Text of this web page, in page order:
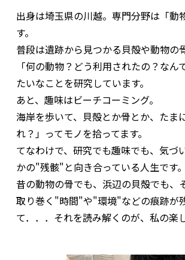
出身は埼玉県の川越。専門分野は「動
す。
普段は遺跡から見つかる貝殻や動物の
「何の動物？どう利用されたの？なん
たいなことを研究しています。
あと、趣味はビーチコーミング。
海岸を歩いて、貝殻とか骨とか、たま
れ？」ってモノを拾ってます。
てなわけで、研究でも趣味でも、気づ
かの"残骸"と向き合っている人生です。
昔の動物の骨でも、浜辺の貝殻でも、
取り巻く"時間"や"環境"などの痕跡が
て．．．それを読み解くのが、私の楽